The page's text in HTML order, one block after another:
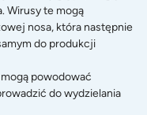
Wirusy te mogą
nosa, która następnie
do produkcji
powodować
do wydzielania